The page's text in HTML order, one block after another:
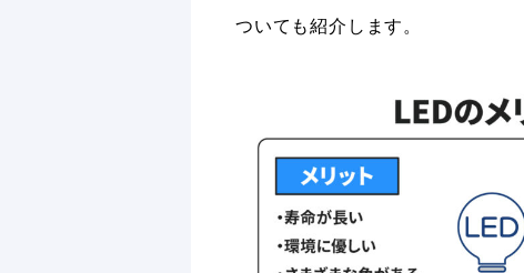
ついても紹介します。